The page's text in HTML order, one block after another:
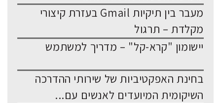
מעבר בין תיקיות Gmail בעזרת קיצורי
מקלדת – תרגול
יישומון "קרא-קל" – מדריך למשתמש
בחינת האפקטיביות של שירותי ההדרכה
השיקומית המיועדים לאנשים עם...